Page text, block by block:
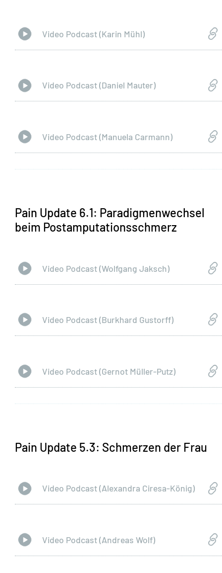
Video Podcast (Karin Mühl)
Video Podcast (Daniel Mauter)
Video Podcast (Manuela Carmann)
Pain Update 6.1: Paradigmenwechsel
beim Postamputationsschmerz
Video Podcast (Wolfgang Jaksch)
Video Podcast (Burkhard Gustorff)
Video Podcast (Gernot Müller-Putz)
Pain Update 5.3: Schmerzen der Frau
Video Podcast (Alexandra Ciresa-König)
Video Podcast (Andreas Wolf)